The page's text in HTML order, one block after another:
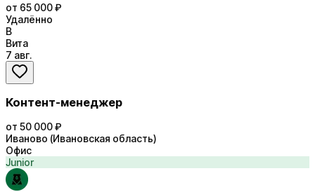
от 65 000 ₽
Удалённо
В
Вита
7 авг.
Контент-менеджер
от 50 000 ₽
Иваново (Ивановская область)
Офис
Junior